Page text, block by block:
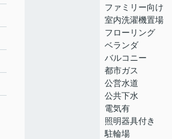
ファミリー向け
室内洗濯機置場
フローリング
ベランダ
バルコニー
都市ガス
公営水道
公共下水
電気有
照明器具付き
駐輪場